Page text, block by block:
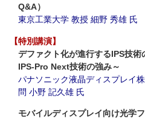
Q&A）
東京工業大学 教授 細野 秀雄 氏
【特別講演】
デファクト化が進行するIPS技術
IPS-Pro Next技術の強み～
パナソニック液晶ディスプレイ
問 小野 記久雄 氏
モバイルディスプレイ向け光学